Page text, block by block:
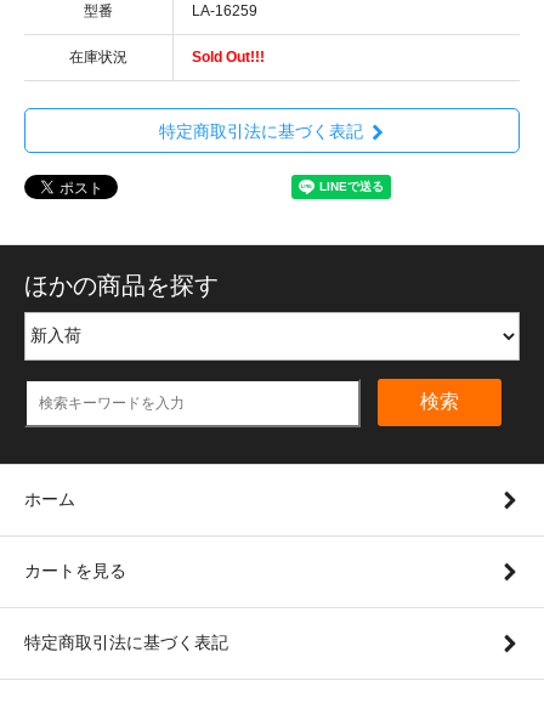
型番 LA-16259
在庫状況 Sold Out!!!
特定商取引法に基づく表記
ほかの商品を探す
検索
ホーム
カートを見る
特定商取引法に基づく表記